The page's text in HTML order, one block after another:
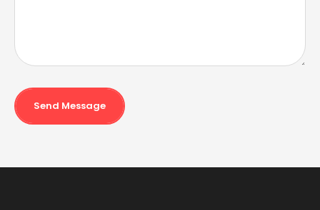
Send Message